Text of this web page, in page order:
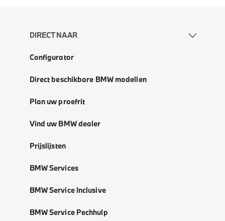
DIRECT NAAR
Configurator
Direct beschikbare BMW modellen
Plan uw proefrit
Vind uw BMW dealer
Prijslijsten
BMW Services
BMW Service Inclusive
BMW Service Pechhulp